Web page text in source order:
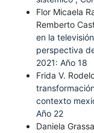
Flor Micaela
Remberto
en la
perspectiva
2021: Año 18
Frida V.
contexto
Año 22
Daniela